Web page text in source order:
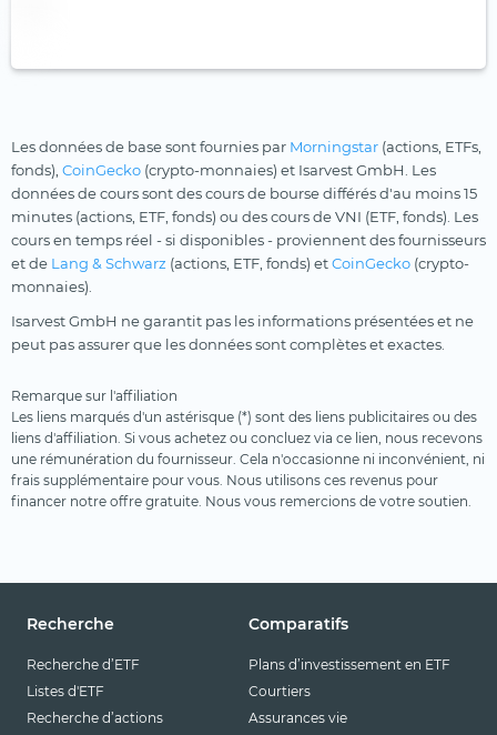
Les données de base sont fournies par Morningstar (actions, ETFs,
fonds), CoinGecko (crypto-monnaies) et Isarvest GmbH. Les
données de cours sont des cours de bourse différés d'au moins 15
minutes (actions, ETF, fonds) ou des cours de VNI (ETF, fonds). Les
cours en temps réel - si disponibles - proviennent des fournisseurs
et de Lang & Schwarz (actions, ETF, fonds) etCoinGecko (crypto-
monnaies).
Isarvest GmbH ne garantit pas les informations présentées et ne
peut pas assurer que les données sont complètes et exactes.
Remarque sur l'affiliation
Les liens marqués d'un astérisque (*) sont des liens publicitaires ou des
liens d'affiliation. Si vous achetez ou concluez via ce lien, nous recevons
une rémunération du fournisseur. Cela n'occasionne ni inconvénient, ni
frais supplémentaire pour vous. Nous utilisons ces revenus pour
financer notre offre gratuite. Nous vous remercions de votre soutien.
Recherche
Recherche d’ETF
Listes d'ETF
Recherche d’actions
Comparatifs
Plans d’investissement en ETF
Courtiers
Assurances vie